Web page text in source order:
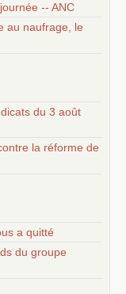
-- ANC
au naufrage, le
du 3 août
la réforme de
a quitté
du groupe